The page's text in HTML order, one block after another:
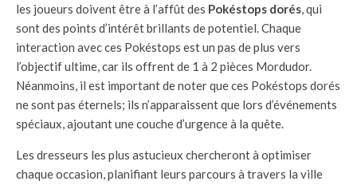
les joueurs doivent être à l’affût des Pokéstops dorés, qui
sont des points d’intérêt brillants de potentiel. Chaque
interaction avec ces Pokéstops est un pas de plus vers
l’objectif ultime, car ils offrent de 1 à 2 pièces Mordudor.
Néanmoins, il est important de noter que ces Pokéstops dorés
ne sont pas éternels; ils n’apparaissent que lors d’événements
spéciaux, ajoutant une couche d’urgence à la quête.
Les dresseurs les plus astucieux chercheront à optimiser
chaque occasion, planifiant leurs parcours à travers la ville